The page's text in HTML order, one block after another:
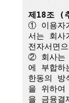
제18조 (
① 이용자
서는 회사
전자서면
② 회사는
에 부합하
한동의 방
을 위하여
을 금융